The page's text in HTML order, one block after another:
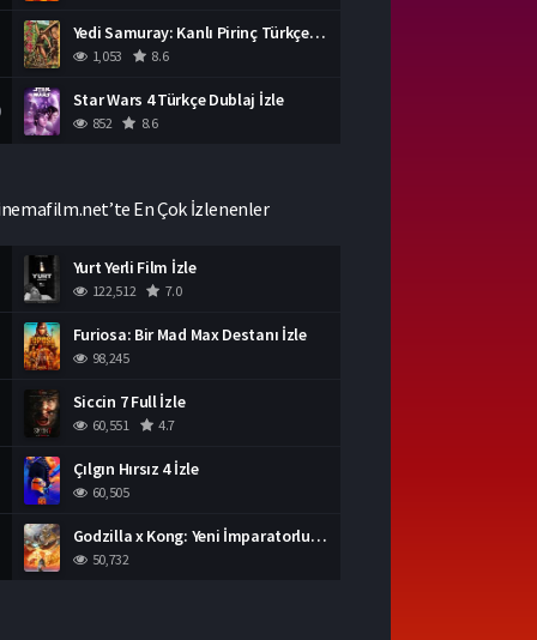
Yedi Samuray: Kanlı Pirinç Türkçe Dublaj İzle
1,053 8.6
Star Wars 4 Türkçe Dublaj İzle
852 8.6
En Çok İzlenenler
Yurt Yerli Film İzle
122,512 7.0
Furiosa: Bir Mad Max Destanı İzle
98,245
Siccin 7 Full İzle
60,551 4.7
Çılgın Hırsız 4 İzle
60,505
Godzilla x Kong: Yeni İmparatorluk İzle
50,732